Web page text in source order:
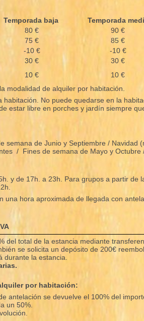
Temporada baja Temporada
80 € 90 €
75 € 85 €
-10 € -10 €
30 € 30 €
10 € 10 €
modalidad de alquiler por habitación.
habitación. No puede quedarse en la
estar libre en porches y jardín siempre
semana de Junio y Septiembre / Navidad
/ Fines de semana de Mayo y Octubre
y de 17h. a 23h. Para grupos a partir de
una hora aproximada de llegada con
del total de la estancia mediante
se solicita un depósito de 200€
durante la estancia.
por habitación:
antelación se devuelve el 100% del
un 50%.